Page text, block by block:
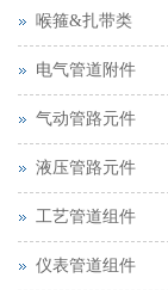
喉箍&扎带类
电气管道附件
气动管路元件
液压管路元件
工艺管道组件
仪表管道组件